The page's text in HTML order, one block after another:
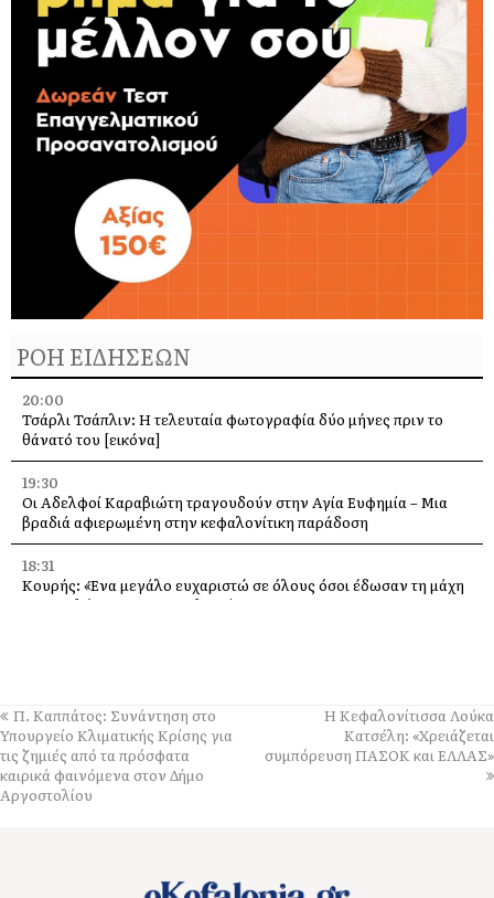
ΡΟΗ ΕΙΔΗΣΕΩΝ
20:00
Τσάρλι Τσάπλιν: Η τελευταία φωτογραφία δύο μήνες πριν το
θάνατό του [εικόνα]
19:30
Οι Αδελφοί Καραβιώτη τραγουδούν στην Αγία Ευφημία – Μια
βραδιά αφιερωμένη στην κεφαλονίτικη παράδοση
18:31
Κουρής: «Ένα μεγάλο ευχαριστώ σε όλους όσοι έδωσαν τη μάχη
με τις φλόγες στην Κεφαλονιά»
18:00
Η Χορωδία και Μαντολινάτα Αργοστολίου τραγουδά στο
Καπανδρίτι
Π. Καππάτος: Συνάντηση στο
Υπουργείο Κλιματικής Κρίσης για
τις ζημιές από τα πρόσφατα
καιρικά φαινόμενα στον Δήμο
Αργοστολίου
Η Κεφαλονίτισσα Λούκα
Κατσέλη: «Χρειάζεται
συμπόρευση ΠΑΣΟΚ και ΕΛΛΑΣ»